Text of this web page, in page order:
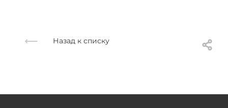
Назад к списку